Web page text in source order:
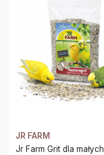
JR FARM
Jr Farm Grit dla małych